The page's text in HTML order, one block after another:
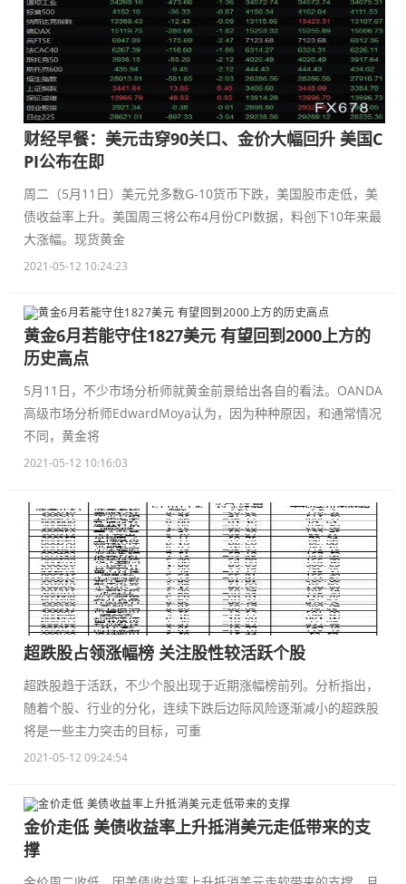
财经早餐：美元击穿90关口、金价大幅回升 美国C
PI公布在即
周二（5月11日）美元兑多数G-10货币下跌，美国股市走低，美
债收益率上升。美国周三将公布4月份CPI数据，料创下10年来最
大涨幅。现货黄金
2021-05-12 10:24:23
黄金6月若能守住1827美元 有望回到2000上方的
历史高点
5月11日，不少市场分析师就黄金前景给出各自的看法。OANDA
高级市场分析师EdwardMoya认为，因为种种原因，和通常情况
不同，黄金将
2021-05-12 10:16:03
超跌股占领涨幅榜 关注股性较活跃个股
超跌股趋于活跃，不少个股出现于近期涨幅榜前列。分析指出，
随着个股、行业的分化，连续下跌后边际风险逐渐减小的超跌股
将是一些主力突击的目标，可重
2021-05-12 09:24:54
金价走低 美债收益率上升抵消美元走低带来的支
撑